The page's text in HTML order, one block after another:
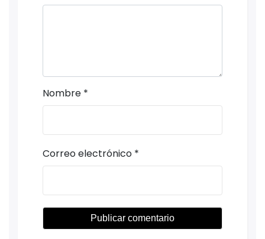
Nombre *
Correo electrónico *